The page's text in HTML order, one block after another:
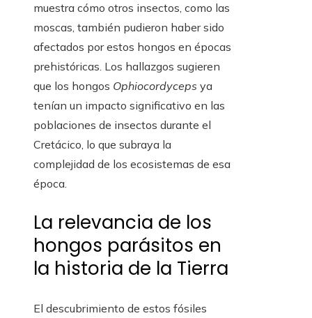
muestra cómo otros insectos, como las
moscas, también pudieron haber sido
afectados por estos hongos en épocas
prehistóricas. Los hallazgos sugieren
que los hongos Ophiocordyceps ya
tenían un impacto significativo en las
poblaciones de insectos durante el
Cretácico, lo que subraya la
complejidad de los ecosistemas de esa
época.
La relevancia de los
hongos parásitos en
la historia de la Tierra
El descubrimiento de estos fósiles